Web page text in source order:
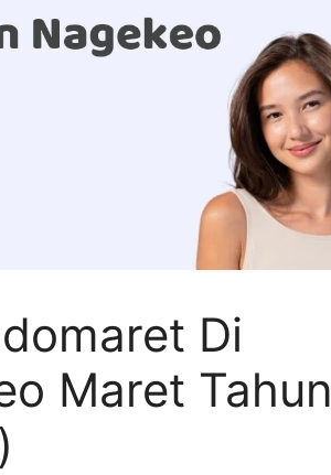
Di
Maret Tahun